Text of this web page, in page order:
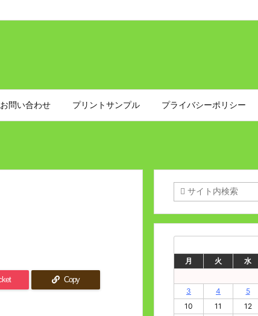
お問い合わせ プリントサンプル プライバシーポリシー
Copy
月
火 水
3
4 5
10
11 12